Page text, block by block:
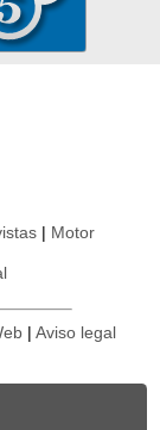
Motor
Aviso legal